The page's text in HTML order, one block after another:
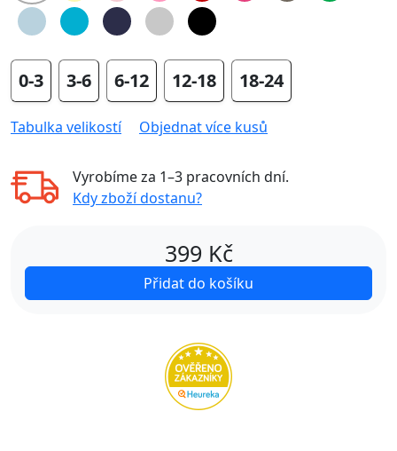
0-3 3-6 6-12 12-18 18-24
Tabulka velikostí Objednat více kusů
Vyrobíme za 1–3 pracovních dní.
Kdy zboží dostanu?
399 Kč
Přidat do košíku